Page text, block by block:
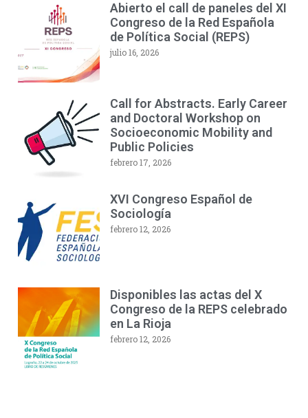
Abierto el call de paneles del XI
Congreso de la Red Española
de Política Social (REPS)
julio 16, 2026
Call for Abstracts. Early Career
and Doctoral Workshop on
Socioeconomic Mobility and
Public Policies
febrero 17, 2026
XVI Congreso Español de
Sociología
febrero 12, 2026
Disponibles las actas del X
Congreso de la REPS celebrado
en La Rioja
febrero 12, 2026